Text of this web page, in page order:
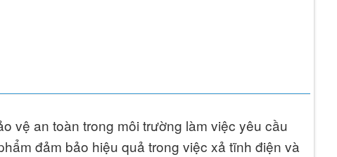
vệ an toàn trong môi trường làm việc yêu cầu
đảm bảo hiệu quả trong việc xả tĩnh điện và